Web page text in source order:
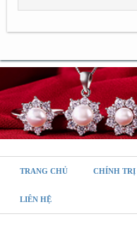
TRANG CHỦ CHÍNH TRỊ
LIÊN HỆ